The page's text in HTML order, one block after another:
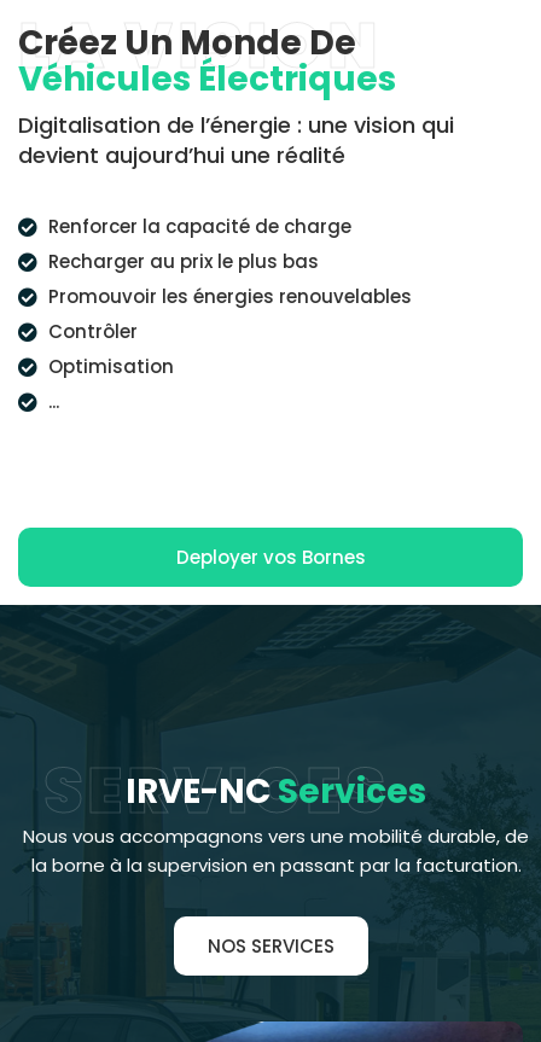
Deployer vos Bornes
LA VISION
Créez Un Monde De
Véhicules Électriques
Digitalisation de l’énergie : une vision qui
devient aujourd’hui une réalité
Renforcer la capacité de charge
Recharger au prix le plus bas
Promouvoir les énergies renouvelables
Contrôler
Optimisation
...
SERVICES
IRVE-NCServices
Nous vous accompagnons vers une mobilité durable, de
la borne à la supervision en passant par la facturation.
NOS SERVICES